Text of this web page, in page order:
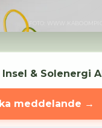
Insel & Solenergi
meddelande →